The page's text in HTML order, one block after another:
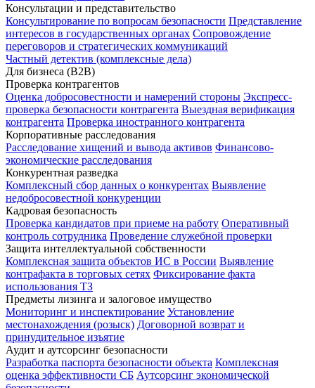
Консультации и представительство
Консультирование по вопросам безопасности Представление
интересов в государственных органах Сопровождение
переговоров и стратегических коммуникаций
Частный детектив (комплексные дела)
Для бизнеса (B2B)
Проверка контрагентов
Оценка добросовестности и намерений стороны Экспресс-
проверка безопасности контрагента Выездная верификация
контрагента Проверка иностранного контрагента
Корпоративные расследования
Расследование хищений и вывода активов Финансово-
экономические расследования
Конкурентная разведка
Комплексный сбор данных о конкурентах Выявление
недобросовестной конкуренции
Кадровая безопасность
Проверка кандидатов при приеме на работу Оперативный
контроль сотрудника Проведение служебной проверки
Защита интеллектуальной собственности
Комплексная защита объектов ИС в России Выявление
контрафакта в торговых сетях Фиксирование факта
использования ТЗ
Предметы лизинга и залоговое имущество
Мониторинг и инспектирование Установление
местонахождения (розыск) Договорной возврат и
принудительное изъятие
Аудит и аутсорсинг безопасности
Разработка паспорта безопасности объекта Комплексная
оценка эффективности СБ Аутсорсинг экономической